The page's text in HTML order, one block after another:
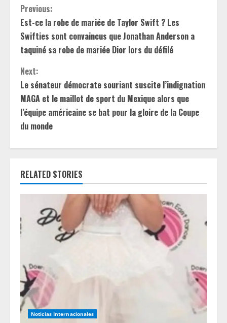
C
o
n
t
i
n
R
a
i
n
g
Previous:
Est-ce la robe de mariée de Taylor Swift ? Les
Swifties sont convaincus que Jonathan Anderson a
taquiné sa robe de mariée Dior lors du défilé
Next:
Le sénateur démocrate souriant suscite l’indignation
MAGA et le maillot de sport du Mexique alors que
l’équipe américaine se bat pour la gloire de la Coupe
du monde
RELATED STORIES
Noticias Internacionales